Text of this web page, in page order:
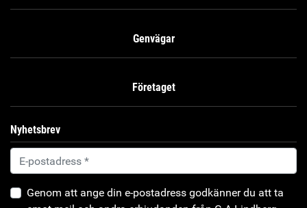
Genvägar
Företaget
Nyhetsbrev
Genom att ange din e-postadress godkänner du att ta